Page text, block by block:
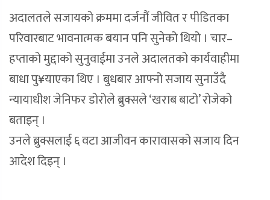
अदालतले सजायको क्रममा दर्जनौं जीवित र पीडितका
परिवारबाट भावनात्मक बयान पनि सुनेको थियो । चार–
हप्ताको मुद्दाको सुनुवाईमा उनले अदालतको कार्यवाहीमा
बाधा पु¥याएका थिए । बुधबार आफ्नो सजाय सुनाउँदै
न्यायाधीश जेनिफर डोरोले ब्रुक्सले ‘खराब बाटो’ रोजेको
बताइन् ।
उनले ब्रुक्सलाई ६ वटा आजीवन कारावासको सजाय दिन
आदेश दिइन् ।